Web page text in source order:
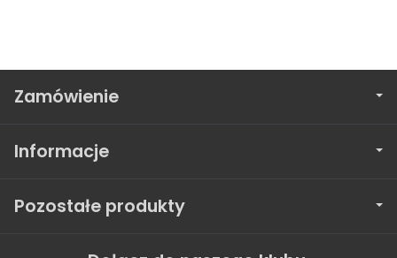
Zamówienie
Informacje
Pozostałe produkty